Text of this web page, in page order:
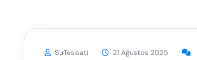
SuTesisati 21 Ağustos 2025